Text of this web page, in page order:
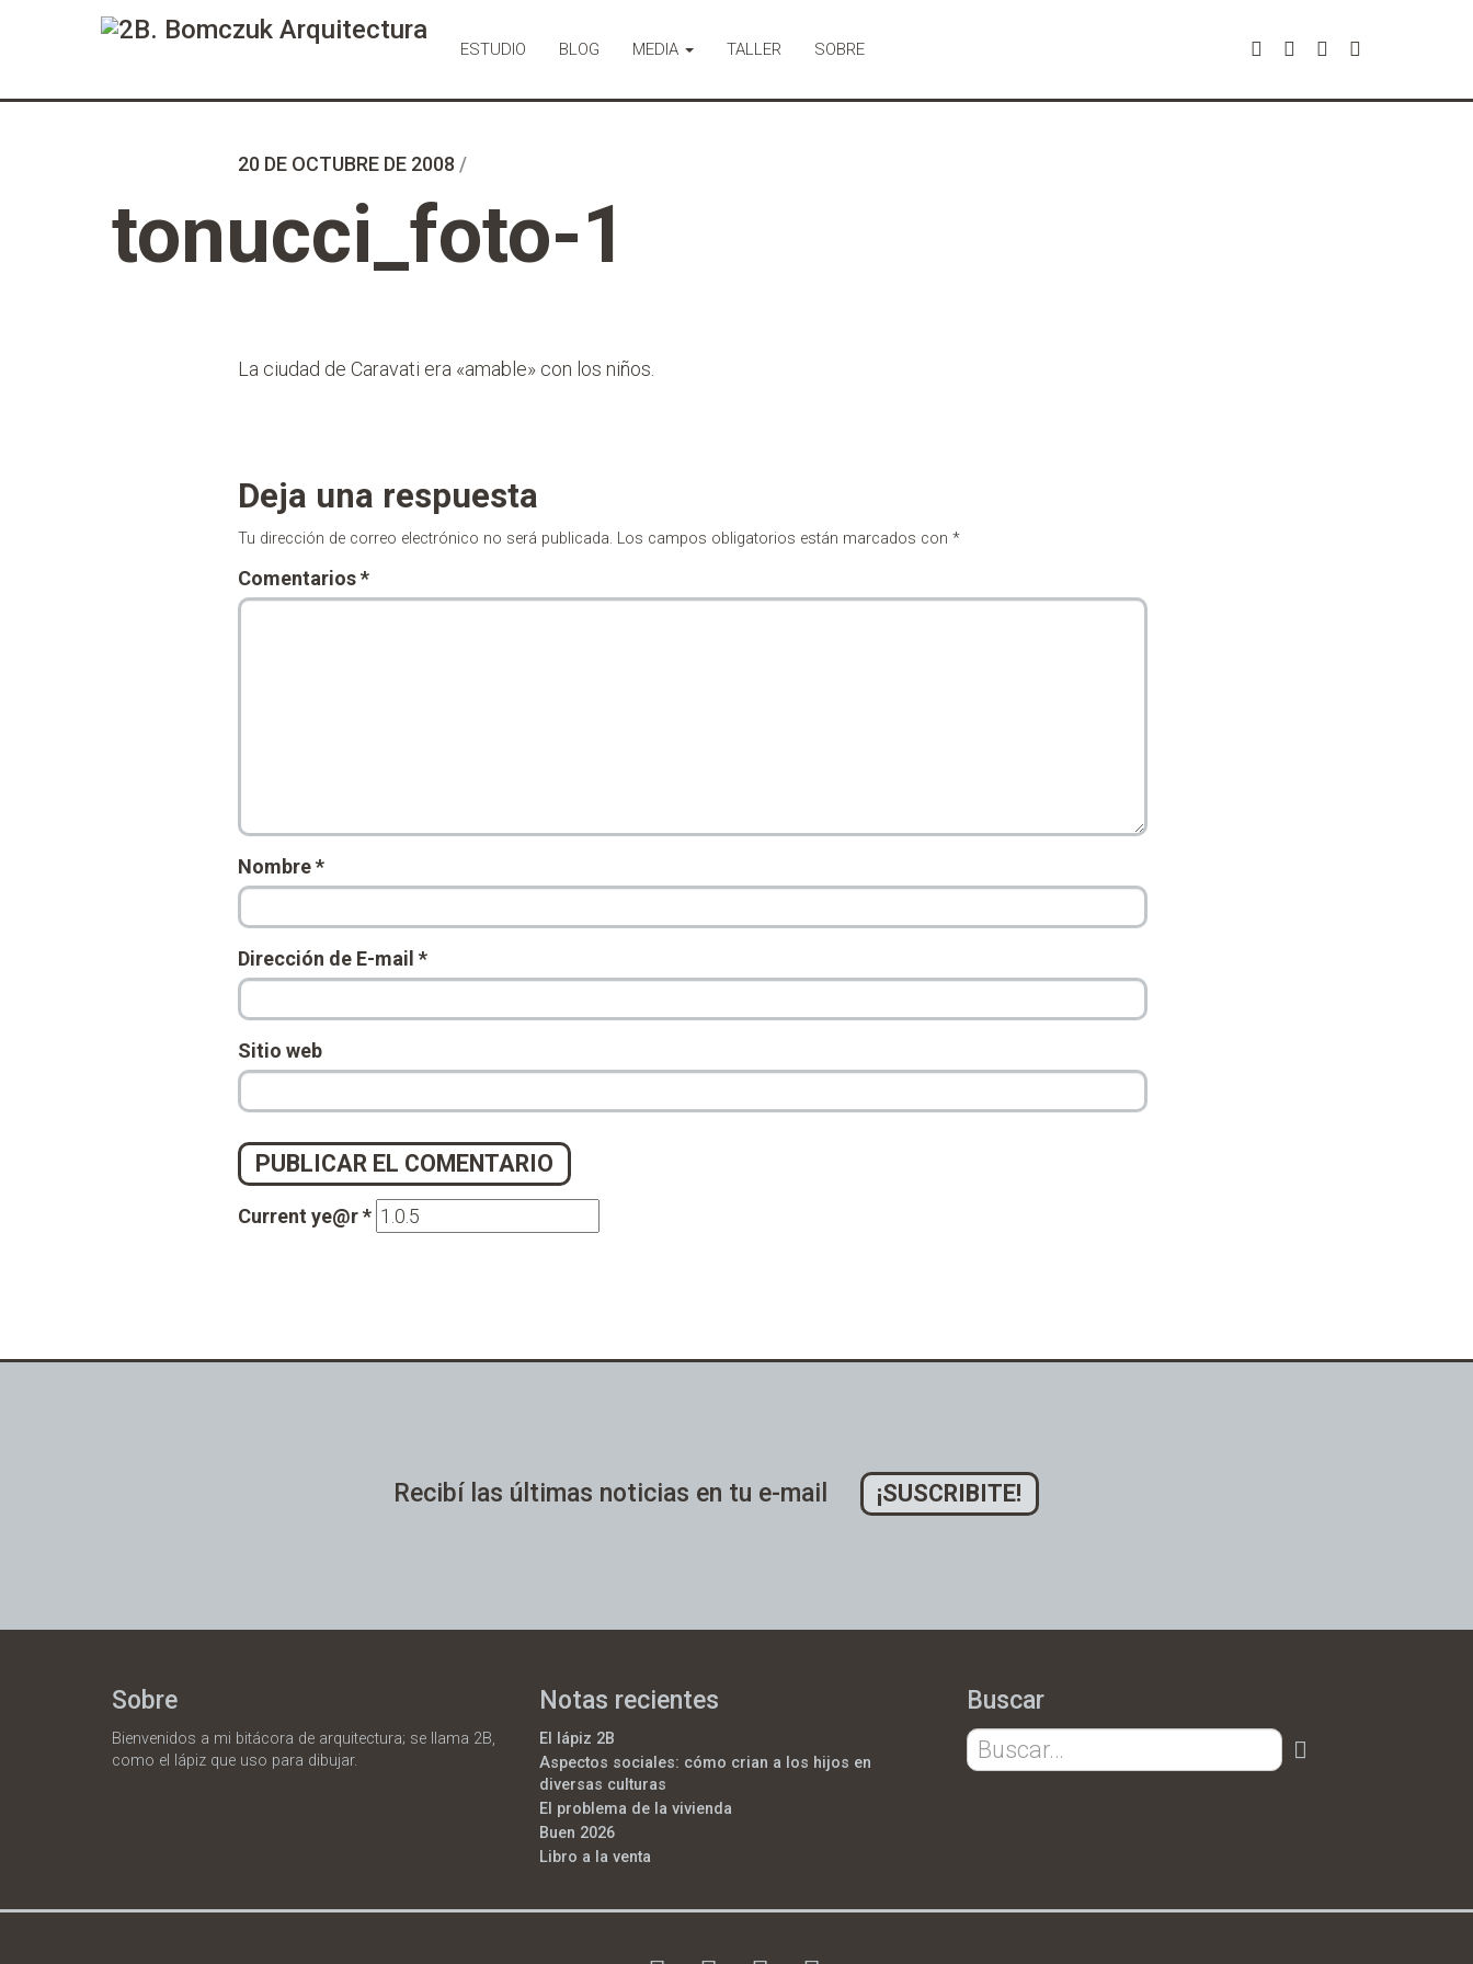
ESTUDIO BLOG MEDIA TALLER SOBRE
20 DE OCTUBRE DE 2008 /
tonucci_foto-1
La ciudad de Caravati era «amable» con los niños.
Deja una respuesta
Tu dirección de correo electrónico no será publicada. Los campos obligatorios están marcados con *
Comentarios*
Nombre*
Dirección de E-mail *
Sitio web
Current ye@r*
Recibí las últimas noticias en tu e-mail ¡SUSCRIBITE!
Sobre
Bienvenidos a mi bitácora de arquitectura; se llama 2B,
como el lápiz que uso para dibujar.
Notas recientes
El lápiz 2B
Aspectos sociales: cómo crian a los hijos en
diversas culturas
El problema de la vivienda
Buen 2026
Libro a la venta
Buscar